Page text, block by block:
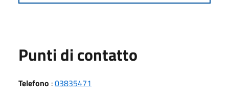
Punti di contatto
Telefono :03835471